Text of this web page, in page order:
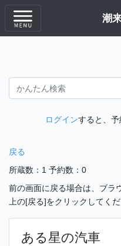
潮
ログインすると、予
戻る
所蔵数：1 予約数：0
前の画面に戻る場合は、ブラ
上の[戻る]をクリックしてくだ
ある星の汽車